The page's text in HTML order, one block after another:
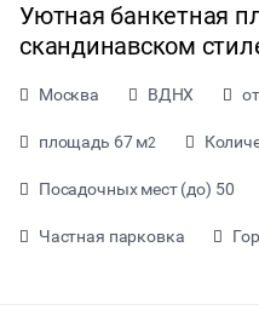
Уютная банкетная
скандинавском
Москва ВДНХ
площадь 67 м2
Посадочных мест (до) 50
Частная парковка